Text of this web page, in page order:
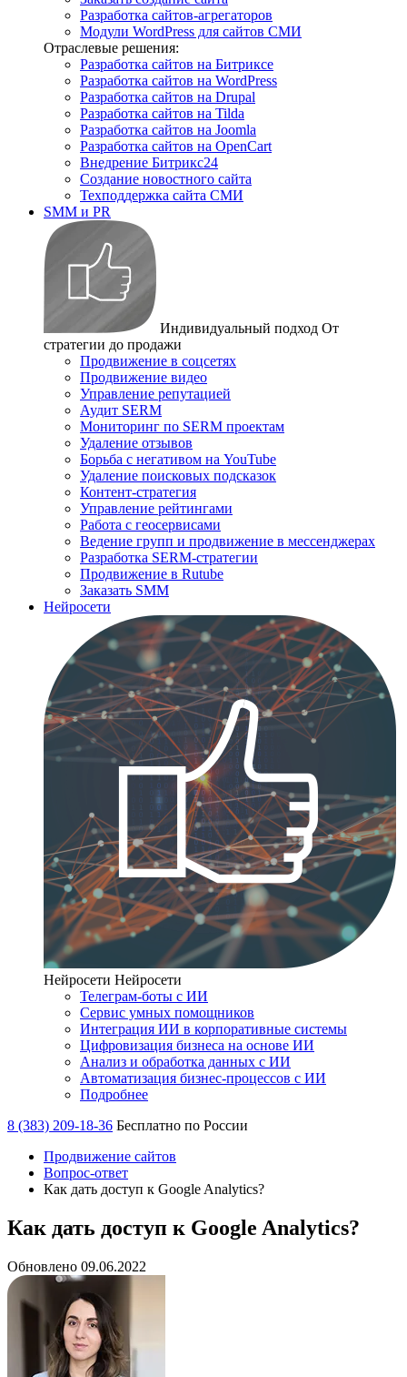
Разработка сайтов-агрегаторов
Модули WordPress для сайтов СМИ
Отраслевые решения:
Разработка сайтов на Битриксе
Разработка сайтов на WordPress
Разработка сайтов на Drupal
Разработка сайтов на Tilda
Разработка сайтов на Joomla
Разработка сайтов на OpenCart
Внедрение Битрикс24
Создание новостного сайта
Техподдержка сайта СМИ
SMM и PR
Индивидуальный подход От
стратегии до продажи
Продвижение в соцсетях
Продвижение видео
Управление репутацией
Аудит SERM
Мониторинг по SERM проектам
Удаление отзывов
Борьба с негативом на YouTube
Удаление поисковых подсказок
Контент-стратегия
Управление рейтингами
Работа с геосервисами
Ведение групп и продвижение в мессенджерах
Разработка SERM-стратегии
Продвижение в Rutube
Заказать SMM
Нейросети
Нейросети Нейросети
Телеграм-боты с ИИ
Сервис умных помощников
Интеграция ИИ в корпоративные системы
Цифровизация бизнеса на основе ИИ
Анализ и обработка данных с ИИ
Автоматизация бизнес-процессов с ИИ
Подробнее
8 (383) 209-18-36 Бесплатно по России
Продвижение сайтов
Вопрос-ответ
Как дать доступ к Google Analytics?
Как дать доступ к Google Analytics?
Обновлено 09.06.2022